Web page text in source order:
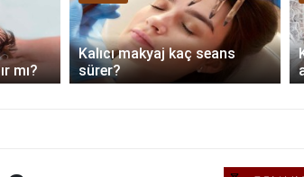
mı?
Kalıcı makyaj kaç seans
sürer?